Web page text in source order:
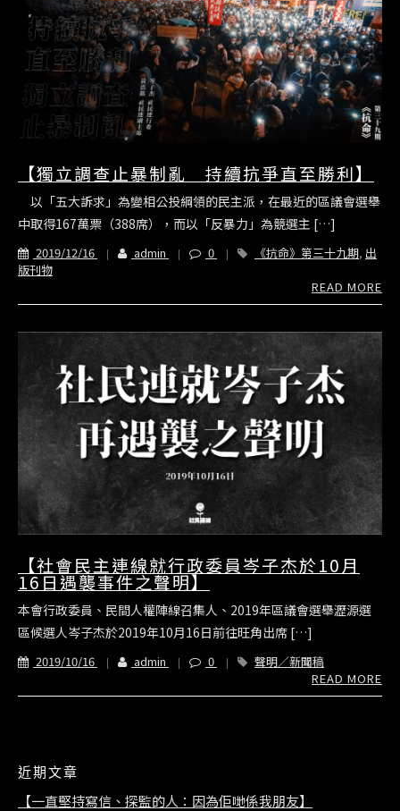
【獨立調查止暴制亂 持續抗爭直至勝利】
以「五大訴求」為變相公投綱領的民主派，在最近的區議會選舉
中取得167萬票（388席），而以「反暴力」為競選主 […]
2019/12/16 admin 0 《抗命》第三十九期, 出
版刊物
READ MORE
【社會民主連線就行政委員岑子杰於10月
16日遇襲事件之聲明】
本會行政委員、民間人權陣線召集人、2019年區議會選舉瀝源選
區候選人岑子杰於2019年10月16日前往旺角出席 […]
2019/10/16 admin 0
聲明／新聞稿
READ MORE
近期文章
【一直堅持寫信、探監的人：因為佢哋係我朋友】